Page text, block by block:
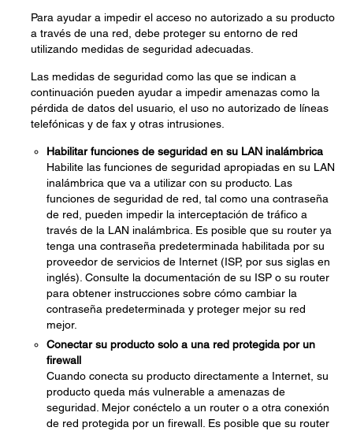
Para ayudar a impedir el acceso no autorizado a su producto
a través de una red, debe proteger su entorno de red
utilizando medidas de seguridad adecuadas.
Las medidas de seguridad como las que se indican a
continuación pueden ayudar a impedir amenazas como la
pérdida de datos del usuario, el uso no autorizado de líneas
telefónicas y de fax y otras intrusiones.
Habilitar funciones de seguridad en su LAN inalámbrica
Habilite las funciones de seguridad apropiadas en su LAN
inalámbrica que va a utilizar con su producto. Las
funciones de seguridad de red, tal como una contraseña
de red, pueden impedir la interceptación de tráfico a
través de la LAN inalámbrica. Es posible que su router ya
tenga una contraseña predeterminada habilitada por su
proveedor de servicios de Internet (ISP, por sus siglas en
inglés). Consulte la documentación de su ISP o su router
para obtener instrucciones sobre cómo cambiar la
contraseña predeterminada y proteger mejor su red
mejor.
Conectar su producto solo a una red protegida por un
firewall
Cuando conecta su producto directamente a Internet, su
producto queda más vulnerable a amenazas de
seguridad. Mejor conéctelo a un router o a otra conexión
de red protegida por un firewall. Es posible que su router